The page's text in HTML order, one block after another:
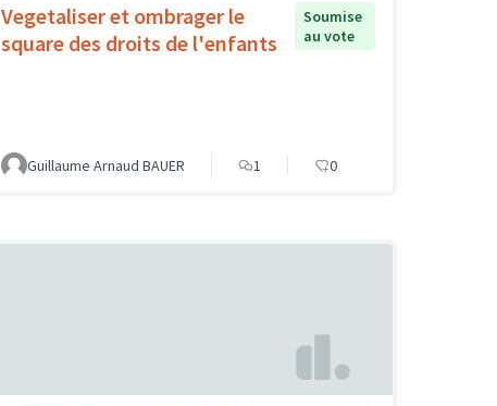
Vegetaliser et ombrager le
square des droits de l'enfants
Soumise
au vote
Guillaume Arnaud BAUER 1 0